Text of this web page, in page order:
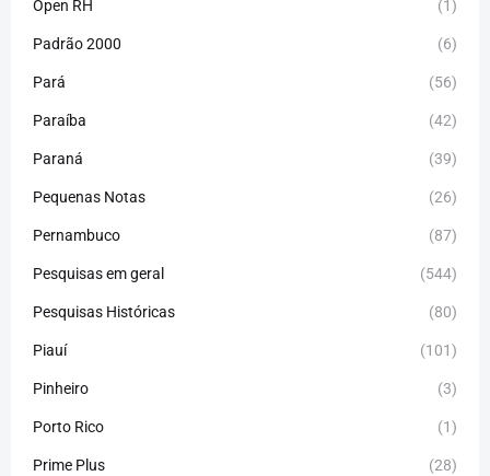
Open RH (1)
Padrão 2000 (6)
Pará (56)
Paraíba (42)
Paraná (39)
Pequenas Notas (26)
Pernambuco (87)
Pesquisas em geral (544)
Pesquisas Históricas (80)
Piauí (101)
Pinheiro (3)
Porto Rico (1)
Prime Plus (28)